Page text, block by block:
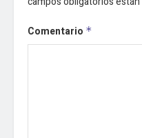
Comentario *